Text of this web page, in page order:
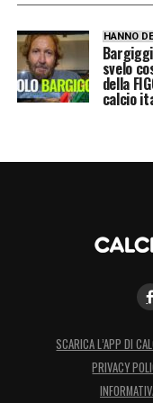
LA PLAYLIST
HANNO
svelo
della
calcio
SCARICA L’APP DI
PRIVACY